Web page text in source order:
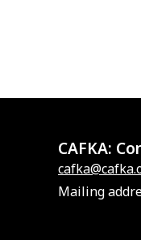
CAFKA:
Mailing